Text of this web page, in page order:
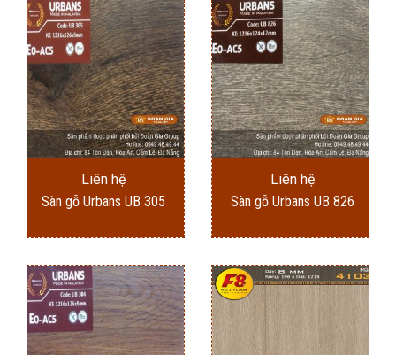
Liên hệ
Sàn gỗ Urbans UB 305
Liên hệ
Sàn gỗ Urbans UB 826